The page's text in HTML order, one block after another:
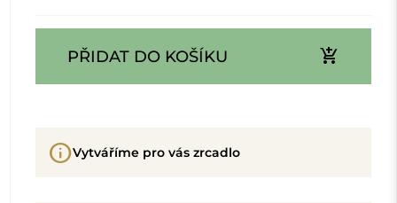
PŘIDAT DO KOŠÍKU add_shopping_cart
infoVytváříme pro vás zrcadlo